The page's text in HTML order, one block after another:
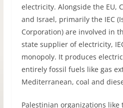
electricity. Alongside the EU,
and Israel, primarily the IEC
Corporation) are involved in
state supplier of electricity,
monopoly. It produces
entirely fossil fuels like gas
Mediterranean, coal and
Palestinian organizations like